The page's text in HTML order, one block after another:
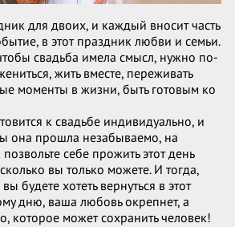
для двоих, и каждый вносит часть
в этот праздник любви и семьи.
свадьба имела смысл, нужно по-
жить вместе, переживать
моменты в жизни, быть готовым ко
к свадьбе индивидуально, и
она прошла незабываемо, на
себе прожить этот день
вы только можете. И тогда,
будете хотеть вернуться в этот
дню, ваша любовь окрепнет, а
которое может сохранить человек!